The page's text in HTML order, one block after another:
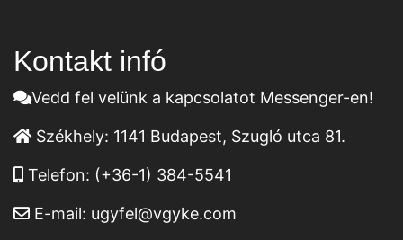
Kontakt infó
Vedd fel velünk a kapcsolatot Messenger-en!
Székhely: 1141 Budapest, Szugló utca 81.
Telefon: (+36-1) 384-5541
E-mail: ugyfel@vgyke.com